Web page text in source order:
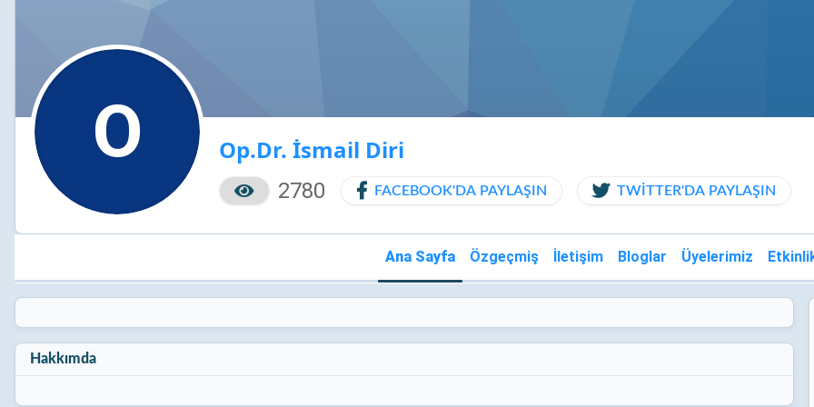
O Op.Dr. İsmail Diri
2780 FACEBOOK'DA PAYLAŞIN TWITTER'DA PAYLAŞIN
Ana Sayfa Özgeçmiş İletişim Bloglar Üyelerimiz
Hakkımda